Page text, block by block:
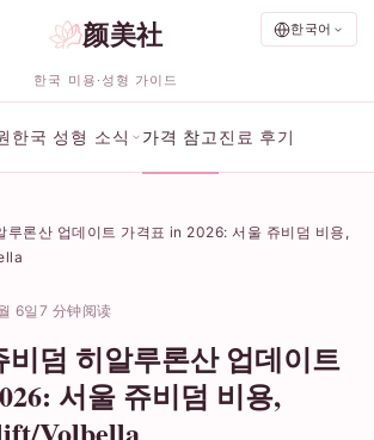
한국어
颜美社
한국 미용·성형 가이드
한국 성형 소식 가격 참고 진료 후기
루론산 업데이트 가격표 in 2026: 서울 쥬비덤 비용,
6일 7 分钟阅读
비덤 히알루론산 업데이트
서울 쥬비덤 비용,